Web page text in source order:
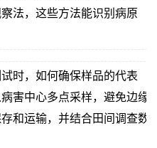
法，这些方法能识别病原
时，如何确保样品的代表
害中心多点采样，避免边缘
和运输，并结合田间调查数